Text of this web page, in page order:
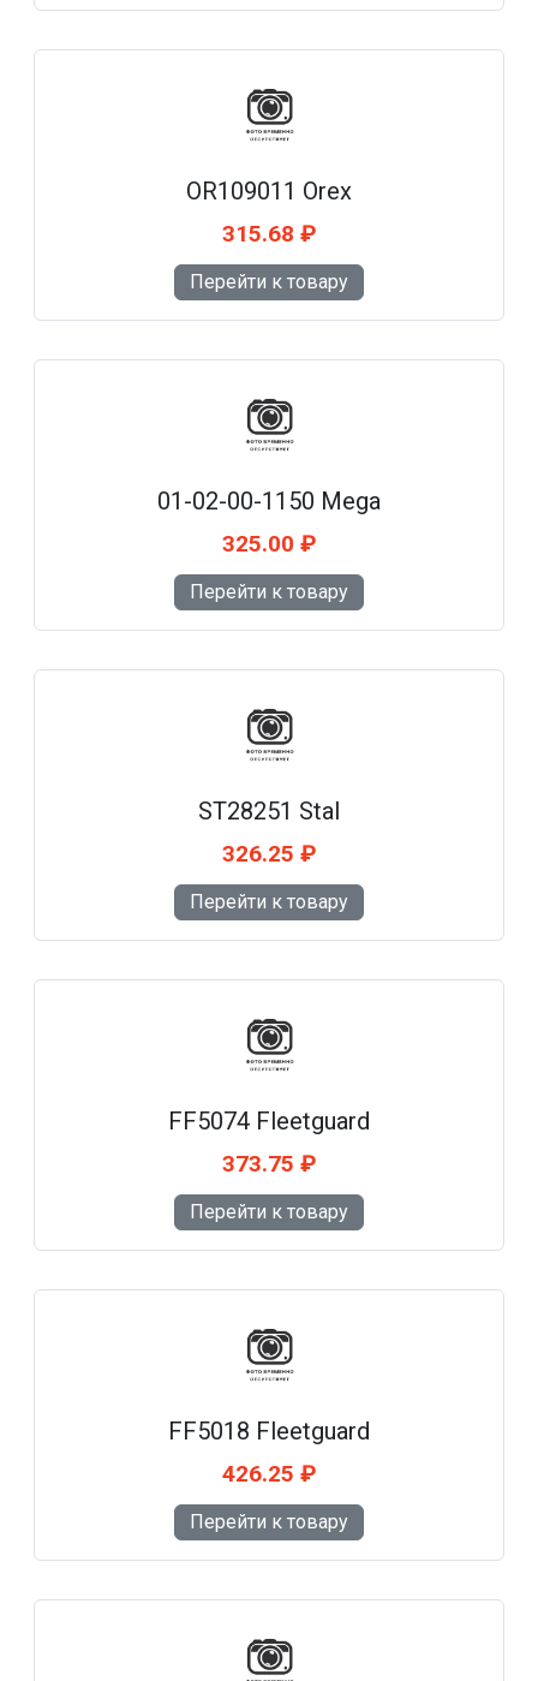
OR109011 Orex
315.68 ₽
Перейти к товару
01-02-00-1150 Mega
325.00 ₽
Перейти к товару
ST28251 Stal
326.25 ₽
Перейти к товару
FF5074 Fleetguard
373.75 ₽
Перейти к товару
FF5018 Fleetguard
426.25 ₽
Перейти к товару